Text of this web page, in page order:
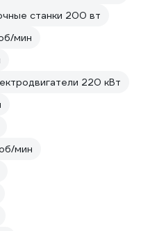
станки 200 вт
мин
220 кВт
мин